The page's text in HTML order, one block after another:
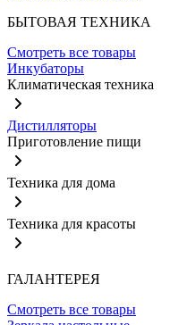
БЫТОВАЯ ТЕХНИКА
Смотреть все товары
Инкубаторы
Климатическая техника
Дистилляторы
Приготовление пищи
Техника для дома
Техника для красоты
ГАЛАНТЕРЕЯ
Смотреть все товары